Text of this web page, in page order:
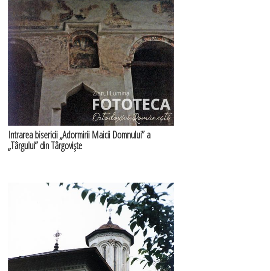
Intrarea bisericii „Adormirii Maicii Domnului” a
„Târgului” din Târgovişte